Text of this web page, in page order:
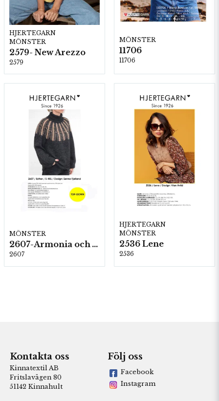
HJERTEGARN
MÖNSTER
2579- New Arezzo
2579
MÖNSTER
11706
11706
MÖNSTER
2607-Armonia och Alpaca 400
2607
HJERTEGARN
MÖNSTER
2536 Lene
2536
Kontakta oss
Kinnatextil AB
Fritslavägen 80
51142 Kinnahult
Följ oss
Facebook
Instagram